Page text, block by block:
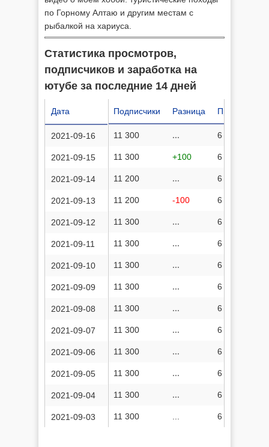
по Горному Алтаю и другим местам с
рыбалкой на хариуса.
Статистика просмотров,
подписчиков и заработка на
ютубе за последние 14 дней
Подписчики Разница Просмотров
11 300 ... 6 536 441
11 300 +100 6 536 355
11 200 ... 6 536 233
11 200 -100 6 536 233
11 300 ... 6 536 162
11 300 ... 6 536 102
11 300 ... 6 536 034
11 300 ... 6 535 994
11 300 ... 6 535 936
11 300 ... 6 535 862
11 300 ... 6 535 808
11 300 ... 6 535 731
11 300 ... 6 535 671
11 300 6 535 616
Дата
2021-09-16
2021-09-15
2021-09-14
2021-09-13
2021-09-12
2021-09-11
2021-09-10
2021-09-09
2021-09-08
2021-09-07
2021-09-06
2021-09-05
2021-09-04
2021-09-03